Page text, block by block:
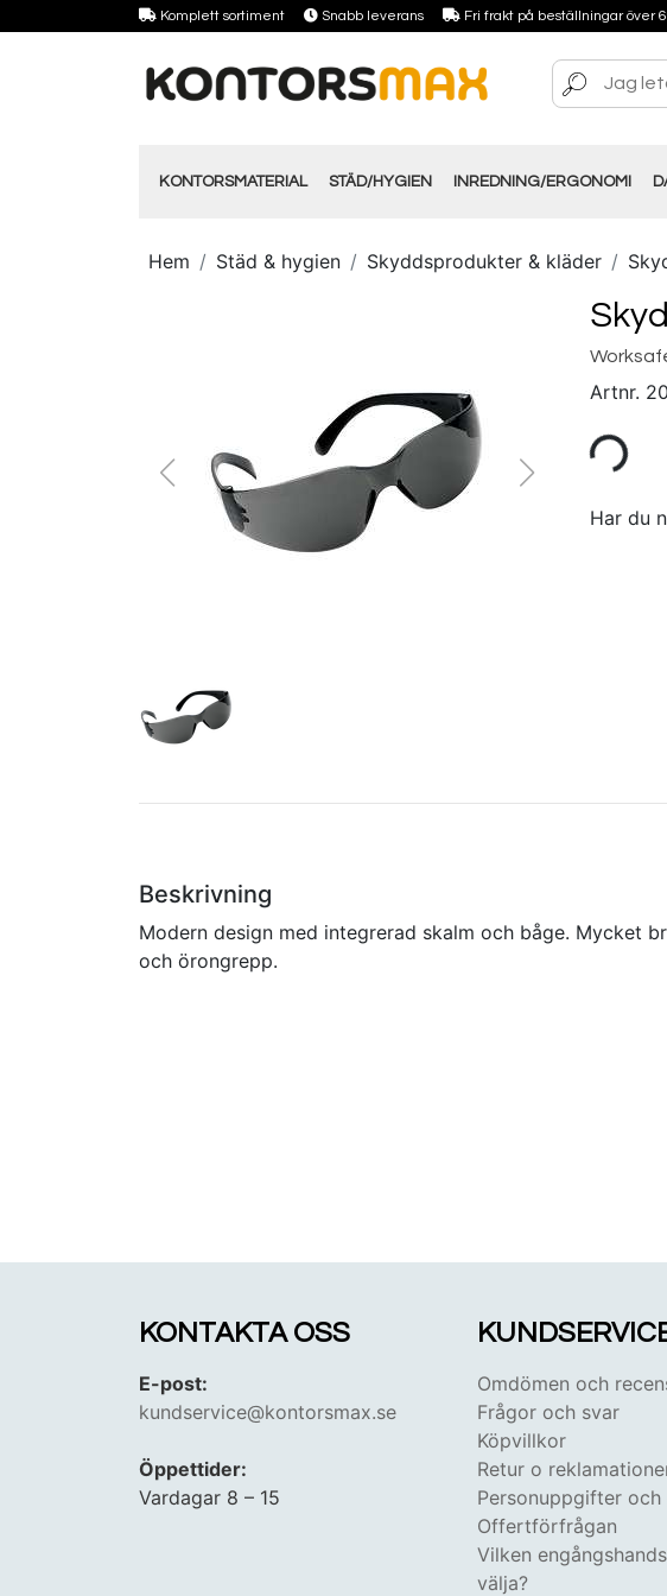
Komplett sortiment Snabb leverans Fri frakt på beställningar över
KONTORSMATERIAL STÄD/HYGIEN INREDNING/ERGONOMI
Hem Städ & hygien Skyddsprodukter & kläder
Artnr.
Har du
Beskrivning
Modern design med integrerad skalm och båge. Mycket
och örongrepp.
KONTAKTA OSS
E-post:
kundservice@kontorsmax.se
Öppettider:
Vardagar 8 – 15
Omdömen och
Frågor och svar
Köpvillkor
Retur o
Personuppgifter
Offertförfrågan
Vilken
välja?